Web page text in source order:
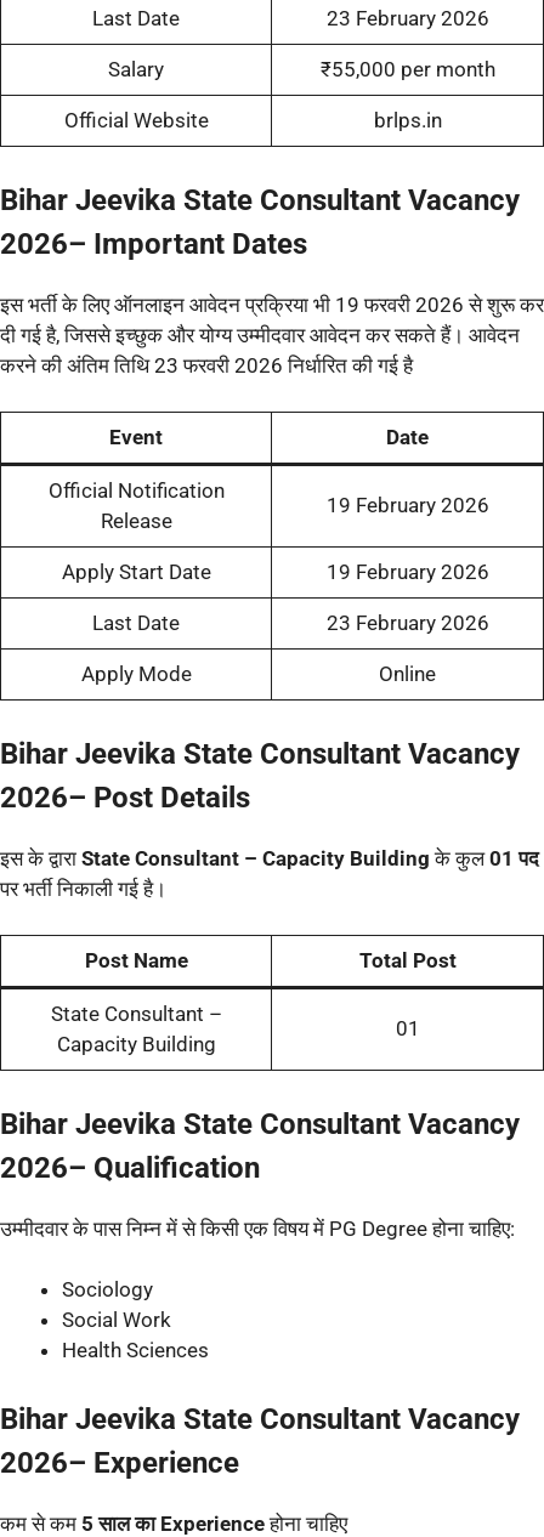
Last Date 23 February 2026
Salary ₹55,000 per month
Official Website brlps.in
Bihar Jeevika State Consultant Vacancy
2026– Important Dates
इस भर्ती के लिए ऑनलाइन आवेदन प्रक्रिया भी 19 फरवरी 2026 से शुरू कर
दी गई है, जिससे इच्छुक और योग्य उम्मीदवार आवेदन कर सकते हैं। आवेदन
करने की अंतिम तिथि 23 फरवरी 2026 निर्धारित की गई है
Event Date
Official Notification
Release
19 February 2026
Apply Start Date 19 February 2026
Last Date 23 February 2026
Apply Mode Online
Bihar Jeevika State Consultant Vacancy
2026– Post Details
इस के द्वारा State Consultant – Capacity Building के कुल01 पद
पर भर्ती निकाली गई है।
Post Name Total Post
State Consultant –
Capacity Building
01
Bihar Jeevika State Consultant Vacancy
2026– Qualification
उम्मीदवार के पास निम्न में से किसी एक विषय में PG Degree होना चाहिए:
Sociology
Social Work
Health Sciences
Bihar Jeevika State Consultant Vacancy
2026– Experience
कम से कम 5 साल का Experienceहोना चाहिए